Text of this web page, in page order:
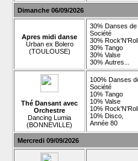
Dimanche 06/09/2026
Apres midi danse
Urban ex Bolero
(TOULOUSE)
30% Danses de
Société
30% Rock'N'Roll
30% Tango
30% Valse
30% Autres...
Thé Dansant avec
Orchestre
Dancing Lumia
(BONNEVILLE)
100% Danses
Société
10% Tango
10% Valse
10% Rock'N'Roll
10% Disco,
Année 80
Mercredi 09/09/2026